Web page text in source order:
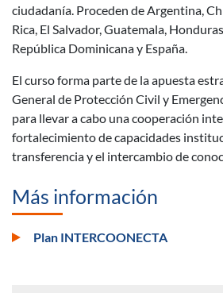
ciudadanía. Proceden de Argentina,
Rica, El Salvador, Guatemala,
República Dominicana y España.
El curso forma parte de la apuesta
General de Protección Civil y
para llevar a cabo una cooperación
fortalecimiento de capacidades
transferencia y el intercambio de
Más información
Plan INTERCOONECTA